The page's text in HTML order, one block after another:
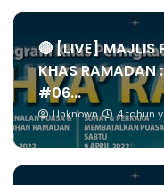
🔴 [LIVE] MAJLIS
KHAS RAMADAN
#06...
Unknown 4 tahun